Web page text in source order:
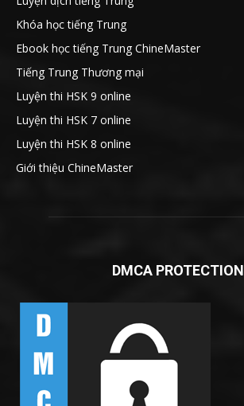
Khóa học tiếng Trung
Ebook học tiếng Trung ChineMaster
Tiếng Trung Thương mại
Luyện thi HSK 9 online
Luyện thi HSK 7 online
Luyện thi HSK 8 online
Giới thiệu ChineMaster
DMCA PROTECTION